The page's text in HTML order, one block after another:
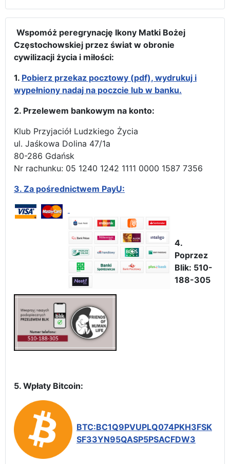
Wspomóż peregrynację Ikony Matki Bożej
Częstochowskiej przez świat w obronie
cywilizacji życia i miłości:
1. Pobierz przekaz pocztowy (pdf), wydrukuj i
wypełniony nadaj na poczcie lub w banku.
2. Przelewem bankowym na konto:
Klub Przyjaciół Ludzkiego Życia
ul. Jaśkowa Dolina 47/1a
80-286 Gdańsk
Nr rachunku: 05 1240 1242 1111 0000 1587 7356
3. Za pośrednictwem PayU:
4.
Poprzez
Blik: 510-
188-305
5. Wpłaty Bitcoin:
BTC:BC1Q9PVUPLQ074PKH3FSK
SF33YN95QASP5PSACFDW3